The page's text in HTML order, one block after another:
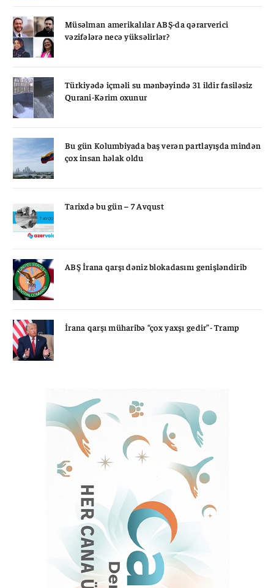
Müsəlman amerikalılar ABŞ-da qərarverici
vəzifələrə necə yüksəlirlər?
Türkiyədə içməli su mənbəyində 31 ildir fasiləsiz
Qurani-Kərim oxunur
Bu gün Kolumbiyada baş verən partlayışda mindən
çox insan həlak oldu
Tarixdə bu gün – 7 Avqust
ABŞ İrana qarşı dəniz blokadasını genişləndirib
İrana qarşı müharibə “çox yaxşı gedir”- Tramp